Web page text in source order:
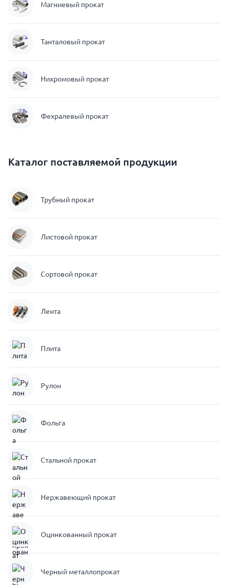
Магниевый прокат
Танталовый прокат
Нихромовый прокат
Фехралевый прокат
Каталог поставляемой продукции
Трубный прокат
Листовой прокат
Сортовой прокат
Лента
Плита
Рулон
Фольга
Стальной прокат
Нержавеющий прокат
Оцинкованный прокат
Черный металлопрокат